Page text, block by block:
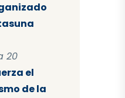
20
el
de la